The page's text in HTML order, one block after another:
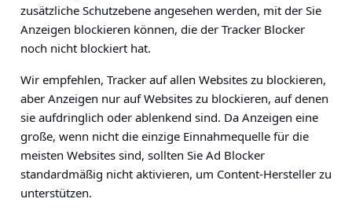
zusätzliche Schutzebene angesehen werden, mit der Sie
Anzeigen blockieren können, die der Tracker Blocker
noch nicht blockiert hat.
Wir empfehlen, Tracker auf allen Websites zu blockieren,
aber Anzeigen nur auf Websites zu blockieren, auf denen
sie aufdringlich oder ablenkend sind. Da Anzeigen eine
große, wenn nicht die einzige Einnahmequelle für die
meisten Websites sind, sollten Sie Ad Blocker
standardmäßig nicht aktivieren, um Content-Hersteller zu
unterstützen.